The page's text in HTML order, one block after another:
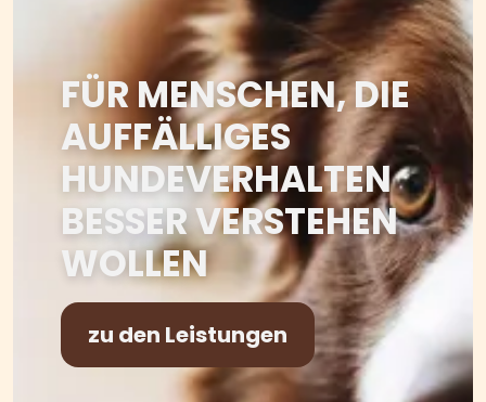
FÜR MENSCHEN, DIE
AUFFÄLLIGES
HUNDEVERHALTEN
BESSER VERSTEHEN
WOLLEN
zu den Leistungen